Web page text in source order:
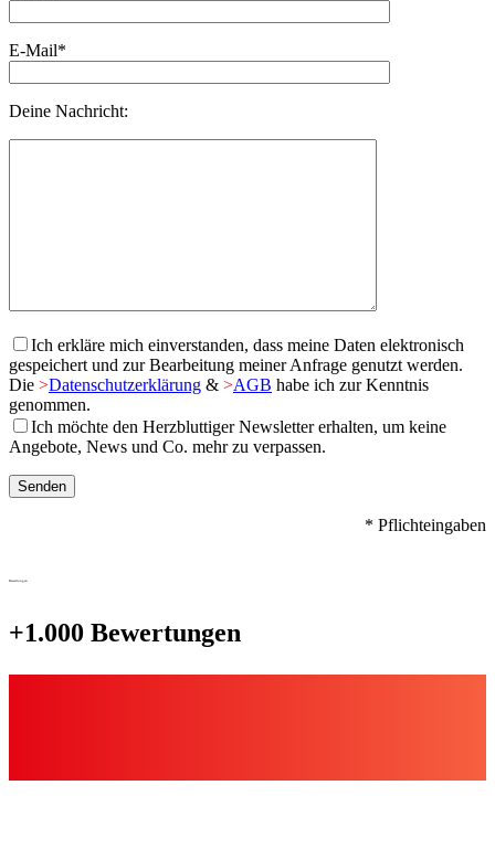
E-Mail*
Deine Nachricht:
Ich erkläre mich einverstanden, dass meine Daten elektronisch
gespeichert und zur Bearbeitung meiner Anfrage genutzt werden.
Die >Datenschutzerklärung & >AGB habe ich zur Kenntnis
genommen.
Ich möchte den Herzbluttiger Newsletter erhalten, um keine
Angebote, News und Co. mehr zu verpassen.
* Pflichteingaben
Bewertungen
+1.000 Bewertungen